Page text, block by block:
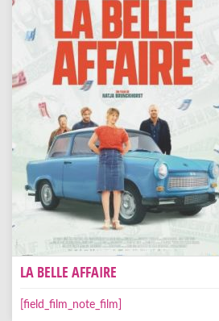
LA BELLE AFFAIRE
[field_film_note_film]